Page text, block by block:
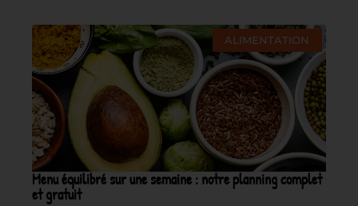
ALIMENTATION
Menu équilibré sur une semaine : notre planning complet
et gratuit